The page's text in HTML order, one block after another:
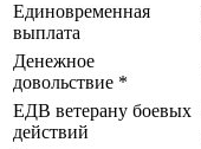
Единовременная
выплата
Денежное
довольствие *
ЕДВ ветерану боевых
действий